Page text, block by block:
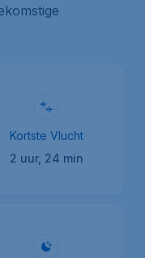
Kortste Vlucht
2 uur, 24 min